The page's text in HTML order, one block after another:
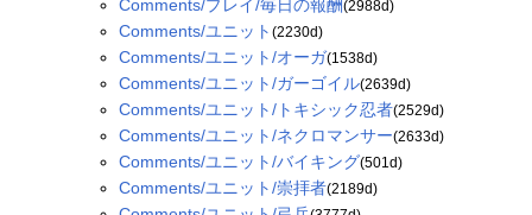
Comments/プレイ/毎日の報酬(2988d)
Comments/ユニット (2230d)
Comments/ユニット/オーガ(1538d)
Comments/ユニット/ガーゴイル(2639d)
Comments/ユニット/トキシック忍者(2529d)
Comments/ユニット/ネクロマンサー(2633d)
Comments/ユニット/バイキング(501d)
Comments/ユニット/崇拝者(2189d)